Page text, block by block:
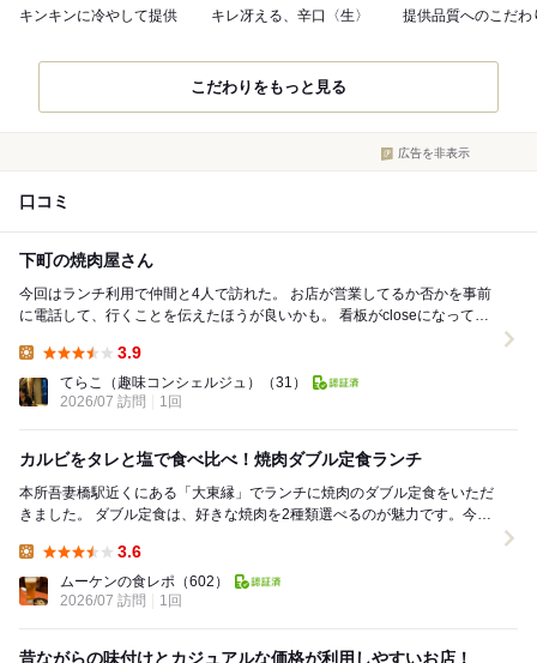
キンキンに冷やして提供 キレ冴える、辛口〈生〉 提供品質へのこだわ
こだわりをもっと見る
広告を非表示
口コミ
下町の焼肉屋さん
今回はランチ利用で仲間と4人で訪れた。 お店が営業してるか否かを事前
に電話して、行くことを伝えたほうが良いかも。 看板がcloseになってい
3.9
てらこ（趣味コンシェルジュ）
（31）
2026/07 訪問
1回
カルビをタレと塩で食べ比べ！焼肉ダブル定食ランチ
本所吾妻橋駅近くにある「大東縁」でランチに焼肉のダブル定食をいただ
きました。 ダブル定食は、好きな焼肉を2種類選べるのが魅力です。今回
3.6
ムーケンの食レポ （602）
2026/07 訪問
1回
昔ながらの味付けとカジュアルな価格が利用しやすいお店！